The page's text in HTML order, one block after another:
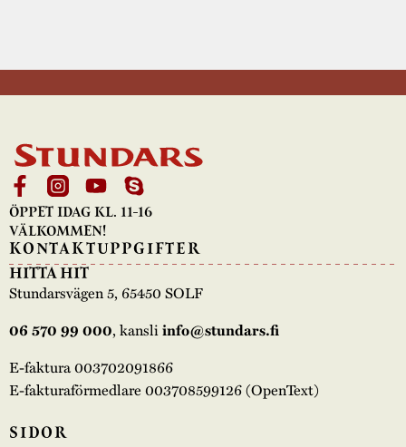
ÖPPET IDAG KL. 11-16
VÄLKOMMEN!
KONTAKTUPPGIFTER
HITTA HIT
Stundarsvägen 5, 65450 SOLF
06 570 99 000, kansliinfo@stundars.fi
E-faktura 003702091866
E-fakturaförmedlare 003708599126 (OpenText)
SIDOR